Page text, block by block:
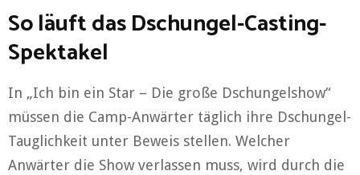
So läuft das Dschungel-Casting-
Spektakel
In „Ich bin ein Star – Die große Dschungelshow“
müssen die Camp-Anwärter täglich ihre Dschungel-
Tauglichkeit unter Beweis stellen. Welcher
Anwärter die Show verlassen muss, wird durch die